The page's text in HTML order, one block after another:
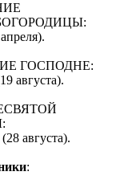
ГОСПОДНЕ:
августа).
августа).
: